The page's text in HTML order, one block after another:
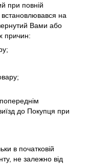
при повній
встановлювався на
Вами або
причин:
до Покупця при
в початковій
не залежно від